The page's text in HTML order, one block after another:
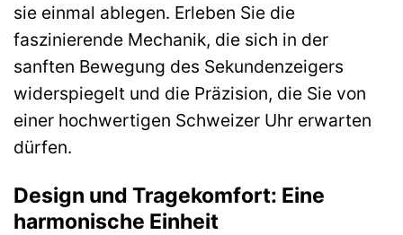
sie einmal ablegen. Erleben Sie die
faszinierende Mechanik, die sich in der
sanften Bewegung des Sekundenzeigers
widerspiegelt und die Präzision, die Sie von
einer hochwertigen Schweizer Uhr erwarten
dürfen.
Design und Tragekomfort: Eine
harmonische Einheit